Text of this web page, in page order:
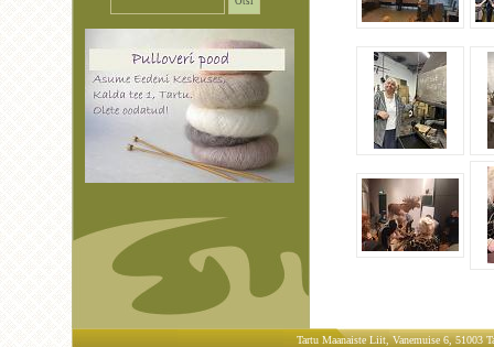
Tartu Maanaiste Liit, Vanemuise 6, 51003